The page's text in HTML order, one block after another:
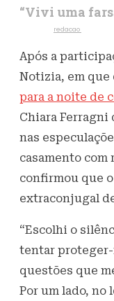
“Vivi uma
redacao
Após a
Notizia, em que
para a noite de
Chiara
nas
casamento com
confirmou que
extraconjugal
“Escolhi o
tentar proteger-
questões que
Por um lado, no